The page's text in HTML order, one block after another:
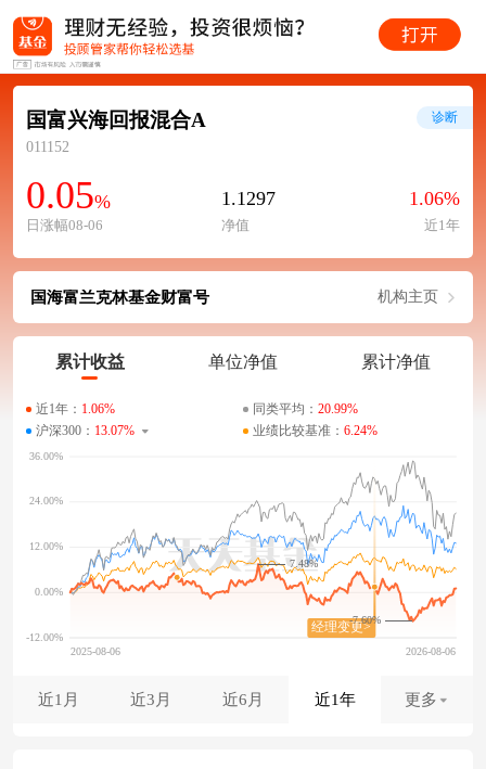
国富兴海回报混合A
011152
0.05%
日涨幅08-06
1.1297
净值
1.06%
近1年
诊断
国海富兰克林基金财富号 机构主页
累计收益 单位净值 累计净值
近1年： 1.06% 同类平均： 20.99%
沪深300： 13.07% 业绩比较基准： 6.24%
-7.60%
7.48%
近1月 近3月 近6月 近1年 更多